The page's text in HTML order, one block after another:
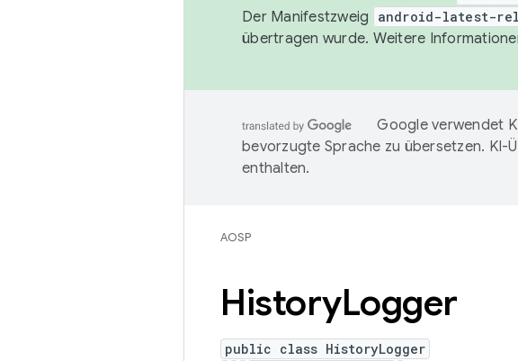
Der Manifestzweig
android-latest-
übertragen wurde. Weitere
Google verwendet
bevorzugte Sprache zu übersetzen. KI-
enthalten.
AOSP
HistoryLogger
public class HistoryLogger